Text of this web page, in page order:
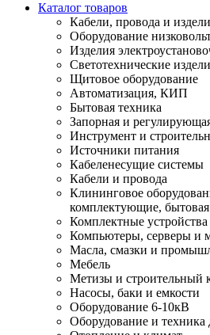
Каталог товаров
Кабели, провода и
Оборудование
Изделия
Светотехнические
Щитовое оборудование
Автоматизация, КИП
Бытовая техника
Запорная и
Инструмент и
Источники питания
Кабеленесущие системы
Кабели и провода
Клининговое
комплектующие,
Комплектные устройства
Компьютеры, серверы и
Масла, смазки и
Мебель
Метизы и строительный
Насосы, баки и емкости
Оборудование 6-10кВ
Оборудование и техника